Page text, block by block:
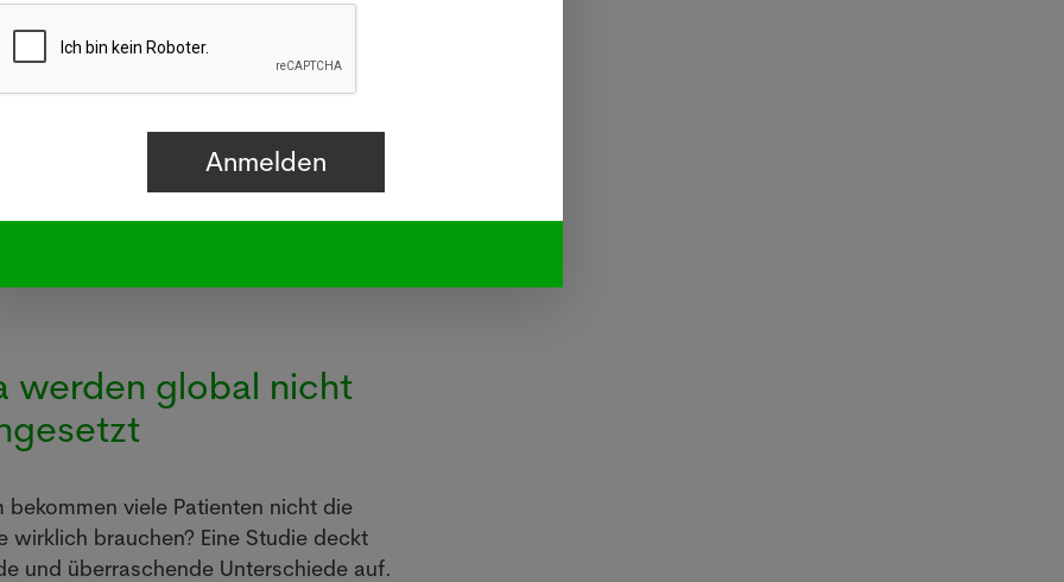
könnten
und Japankäfern
Hitze und Trockenheit sorgt nicht
die Vegetation und für negative Folgen
werden global nicht
bekommen viele Patienten nicht die
wirklich brauchen? Eine Studie deckt
und überraschende Unterschiede auf.